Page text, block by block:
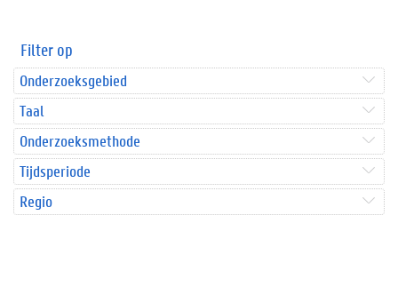
Filter op
Onderzoeksgebied
Taal
Onderzoeksmethode
Tijdsperiode
Regio